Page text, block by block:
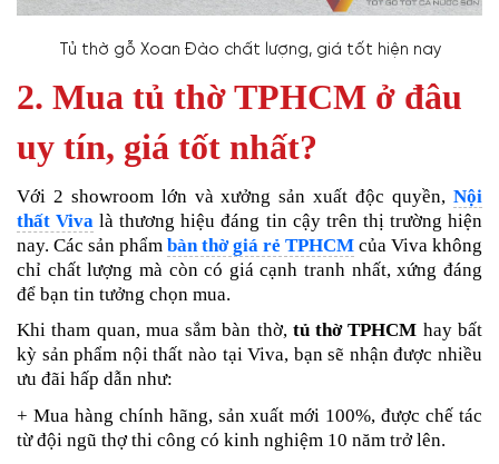
Tủ thờ gỗ Xoan Đào chất lượng, giá tốt hiện nay
2. Mua tủ thờ TPHCM ở đâu
uy tín, giá tốt nhất?
Với 2 showroom lớn và xưởng sản xuất độc quyền, Nội
thất Viva là thương hiệu đáng tin cậy trên thị trường hiện
nay. Các sản phẩm bàn thờ giá rẻ TPHCM của Viva không
chỉ chất lượng mà còn có giá cạnh tranh nhất, xứng đáng
để bạn tin tưởng chọn mua.
Khi tham quan, mua sắm bàn thờ, tủ thờ TPHCM hay bất
kỳ sản phẩm nội thất nào tại Viva, bạn sẽ nhận được nhiều
ưu đãi hấp dẫn như:
+ Mua hàng chính hãng, sản xuất mới 100%, được chế tác
từ đội ngũ thợ thi công có kinh nghiệm 10 năm trở lên.